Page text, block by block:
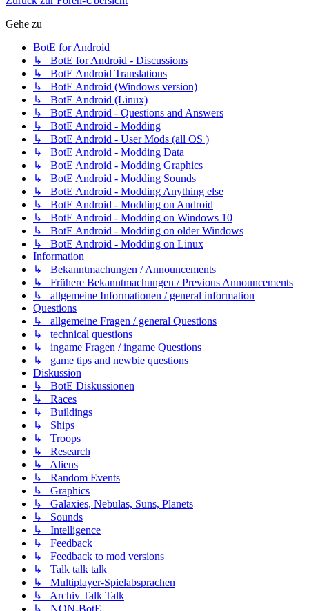
Gehe zu
BotE for Android
↳ BotE for Android - Discussions
↳ BotE Android Translations
↳ BotE Android (Windows version)
↳ BotE Android (Linux)
↳ BotE Android - Questions and Answers
↳ BotE Android - Modding
↳ BotE Android - User Mods (all OS )
↳ BotE Android - Modding Data
↳ BotE Android - Modding Graphics
↳ BotE Android - Modding Sounds
↳ BotE Android - Modding Anything else
↳ BotE Android - Modding on Android
↳ BotE Android - Modding on Windows 10
↳ BotE Android - Modding on older Windows
↳ BotE Android - Modding on Linux
Information
↳ Bekanntmachungen / Announcements
↳ Frühere Bekanntmachungen / Previous Announcements
↳ allgemeine Informationen / general information
Questions
↳ allgemeine Fragen / general Questions
↳ technical questions
↳ ingame Fragen / ingame Questions
↳ game tips and newbie questions
Diskussion
↳ BotE Diskussionen
↳ Races
↳ Buildings
↳ Ships
↳ Troops
↳ Research
↳ Aliens
↳ Random Events
↳ Graphics
↳ Galaxies, Nebulas, Suns, Planets
↳ Sounds
↳ Intelligence
↳ Feedback
↳ Feedback to mod versions
↳ Talk talk talk
↳ Multiplayer-Spielabsprachen
↳ Archiv Talk Talk
↳ NON-BotE